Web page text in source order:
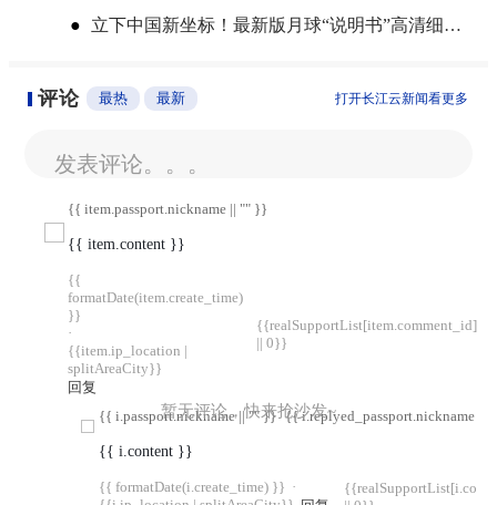
●
立下中国新坐标！最新版月球“说明书”高清细节图来了
评论 最热 最新 打开长江云新闻看更多
发表评论。。。
{{ item.passport.nickname || "" }}
{{ item.content }}
{{
formatDate(item.create_time)
}}
·
{{item.ip_location |
splitAreaCity}}
回复
{{realSupportList[item.comment_id]
|| 0}}
{{ i.passport.nickname || "" }} {{ i.replyed_passport.nickname ||
{{ i.content }}
{{ formatDate(i.create_time) }} ·
暂无评论，快来抢沙发~